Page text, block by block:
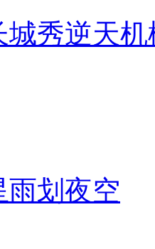
城秀逆天机
雨划夜空